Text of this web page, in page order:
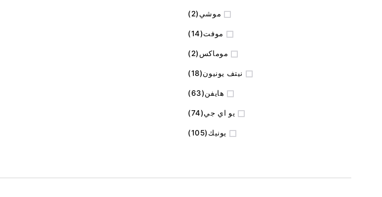
موشي 2
المنتج
موفت 14
المنتج
موماكس 2
المنتج
نيتف يونيون 18
المنتج
هايفن 63
المنتج
يو اي جي 74
المنتج
يونيك 105
المنتج